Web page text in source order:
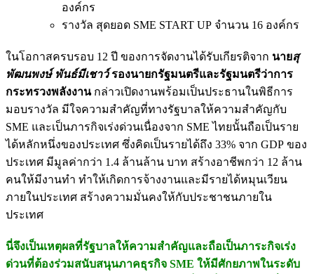
องค์กร
รางวัล สุดยอด SME START UP จำนวน 16 องค์กร
ในโอกาสครบรอบ 12 ปี ของการจัดงานได้รับเกียรติจาก นายสุ
พัฒนพงษ์ พันธ์มีเชาว์รองนายกรัฐมนตรีและรัฐมนตรีว่าการ
กระทรวงพลังงานกล่าวเปิดงานพร้อมเป็นประธานในพิธีการ
มอบรางวัล มีใจความสำคัญที่ทางรัฐบาลให้ความสำคัญกับ
SME และเป็นภารกิจเร่งด่วนเนื่องจาก SME ไทยนั้นถือเป็นราย
ได้หลักหนึ่งของประเทศ ซึ่งคิดเป็นรายได้ถึง 33% จาก GDP ของ
ประเทศ มีมูลค่ากว่า 1.4 ล้านล้าน บาท สร้างอาชีพกว่า 12 ล้าน
คนให้มีงานทำ ทำให้เกิดการจ้างงานและมีรายได้หมุนเวียน
ภายในประเทศ สร้างความมั่นคงให้กับประชาชนภายใน
ประเทศ
นี่จึงเป็นเหตุผลที่รัฐบาลให้ความสำคัญและถือเป็นภาระกิจเร่ง
ด่วนที่ต้องร่วมสนับสนุนภาคธุรกิจ SME ให้มีศักยภาพในระดับ